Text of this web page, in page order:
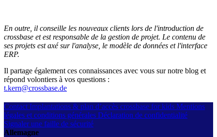
En outre, il conseille les nouveaux clients lors de l'introduction de
crossbase et est responsable de la gestion de projet. Le contenu de
ses projets est axé sur l'analyse, le modèle de données et l'interface
ERP.
Il partage également ces connaissances avec vous sur notre blog et
répond volontiers à vos questions :
t.kern@crossbase.de
Contact Implantations & plan d’accès crossbase for kids Mentions
légales et conditions générales Déclaration de confidentialité
Signaler une faille de sécurité
Allemagne